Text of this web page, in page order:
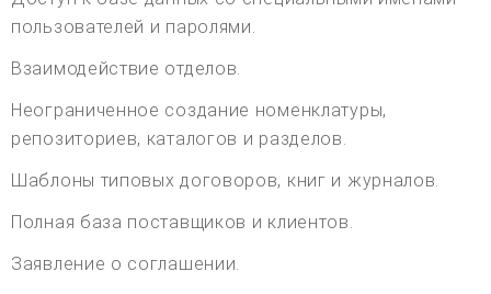
пользователей и паролями.
Взаимодействие отделов.
Неограниченное создание номенклатуры,
репозиториев, каталогов и разделов.
Шаблоны типовых договоров, книг и журналов.
Полная база поставщиков и клиентов.
Заявление о соглашении.